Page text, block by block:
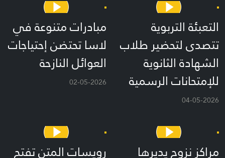
التعبئة التربوية
تتصدى لتحضير طلاب
الشهادة الثانوية
للإمتحانات الرسمية
04-05-2026
مبادرات متنوعة في
لاسا تحتضن إحتياجات
العوائل النازحة
02-05-2026
مراكز نزوح يديرها
رويسات المتن تفتح